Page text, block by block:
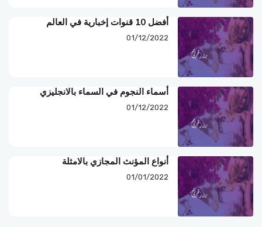
أفضل 10 قنوات إخبارية في العالم
01/12/2022
أسماء النجوم في السماء بالانجليزي
01/12/2022
أنواع المؤنث المجازي بالامثلة
01/01/2022